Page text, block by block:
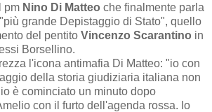
pm Nino Di Matteo che finalmente parla
grande Depistaggio di Stato", quello
del pentito Vincenzo Scarantino in
Borsellino.
l'icona antimafia Di Matteo: "io con
della storia giudiziaria italiana non
è cominciato un minuto dopo
con il furto dell'agenda rossa. Io